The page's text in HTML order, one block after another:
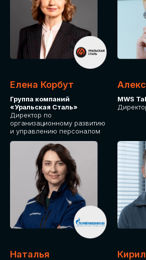
Елена Корбут
Группа компаний
«Уральская Сталь»
Директор по
организационному развитию
и управлению персоналом
MWS
Наталья
Приглашаем стать спикером GLOBAL
TECH FORUM и поделиться своим
опытом и экспертизой. Будем рады
сотрудничеству!
СТАТЬ
СПИКЕРОМ
IT Solutions for Business